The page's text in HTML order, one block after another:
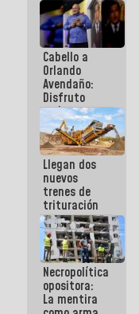
Cabello a
Orlando
Avendaño:
Disfruto
cada vez
que escribes
porque lo
que haces
es
embarrarla
Llegan dos
nuevos
trenes de
trituración
para
optimizar
manejo de
escombros
en La Guaira
Necropolítica
opositora:
La mentira